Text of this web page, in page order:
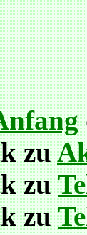
zu
zu
zu